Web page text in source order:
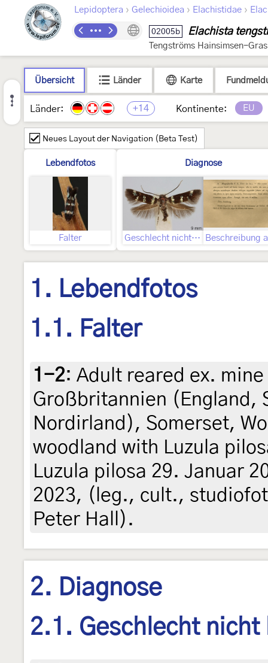
Lepidoptera › Gelechioidea › Elachistidae ›
02005b Elachista
Tengströms Hainsimsen-
Übersicht Länder Karte
Länder: +14 Kontinente: EU
Neues Layout der Navigation (Beta Test)
Lebendfotos
Falter
Diagnose
Geschlecht nicht bestimmt
1. Lebendfotos
1.1. Falter
1-2: Adult reared ex.
Großbritannien (England,
Nordirland), Somerset,
woodland with Luzula
Luzula pilosa 29. Januar
2023, (leg., cult.,
Peter Hall).
2. Diagnose
2.1. Geschlecht nicht